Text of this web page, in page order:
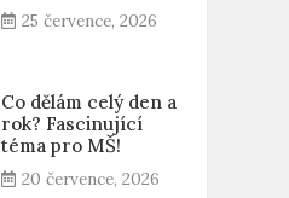
25 července, 2026
Co dělám celý den a
rok? Fascinující
téma pro MŠ!
20 července, 2026